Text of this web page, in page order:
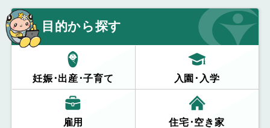
目的から探す
妊娠･出産･子育て 入園･入学
雇用 住宅･空き家